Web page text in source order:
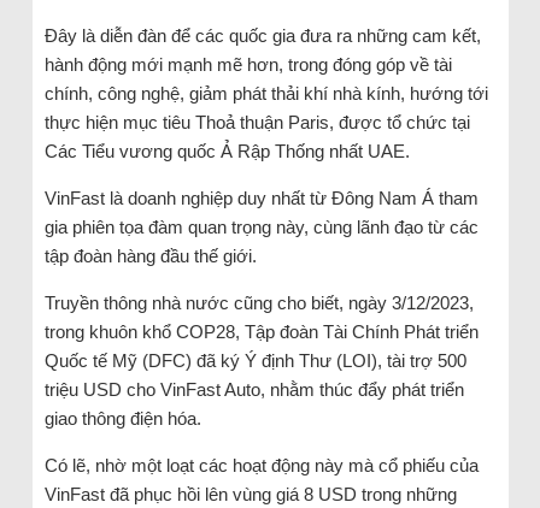
Đây là diễn đàn để các quốc gia đưa ra những cam kết,
hành động mới mạnh mẽ hơn, trong đóng góp về tài
chính, công nghệ, giảm phát thải khí nhà kính, hướng tới
thực hiện mục tiêu Thoả thuận Paris, được tổ chức tại
Các Tiểu vương quốc Ả Rập Thống nhất UAE.
VinFast là doanh nghiệp duy nhất từ Đông Nam Á tham
gia phiên tọa đàm quan trọng này, cùng lãnh đạo từ các
tập đoàn hàng đầu thế giới.
Truyền thông nhà nước cũng cho biết, ngày 3/12/2023,
trong khuôn khổ COP28, Tập đoàn Tài Chính Phát triển
Quốc tế Mỹ (DFC) đã ký Ý định Thư (LOI), tài trợ 500
triệu USD cho VinFast Auto, nhằm thúc đẩy phát triển
giao thông điện hóa.
Có lẽ, nhờ một loạt các hoạt động này mà cổ phiếu của
VinFast đã phục hồi lên vùng giá 8 USD trong những